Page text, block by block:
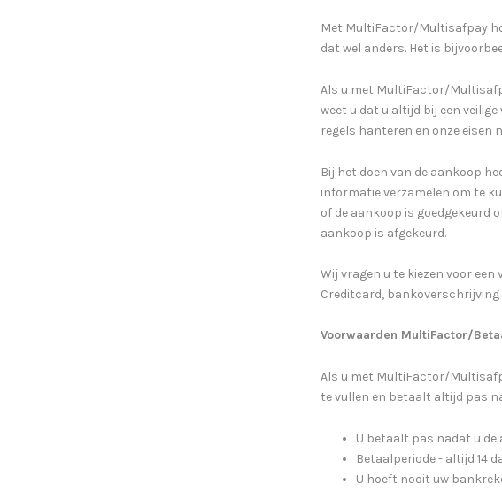
Met MultiFactor/Multisafpay
dat wel anders. Het is
Als u met MultiFactor/
weet u dat u altijd bij een
regels hanteren en onze eisen
Bij het doen van de aankoop
informatie verzamelen om te
of de aankoop is
aankoop is afgekeurd.
Wij vragen u te kiezen voor
Creditcard, bankoverschrijving
Voorwaarden MultiFactor/
Als u met MultiFactor/
te vullen en betaalt altijd pas
U betaalt pas nadat u
Betaalperiode - altijd 14
U hoeft nooit uw